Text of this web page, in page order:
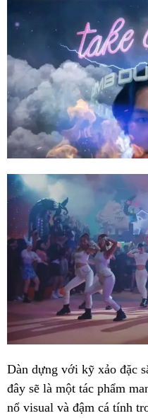
Dàn dựng với kỹ xảo đặc
đây sẽ là một tác phẩm
nổ visual và đậm cá tính